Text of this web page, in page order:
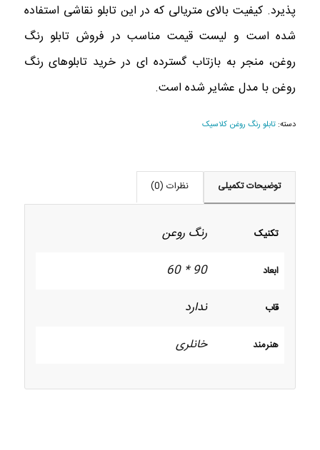
پذیرد. کیفیت بالای متریالی که در این تابلو نقاشی استفاده
شده است و لیست قیمت مناسب در فروش تابلو رنگ
روغن، منجر به بازتاب گسترده ای در خرید تابلوهای رنگ
روغن با مدل عشایر شده است.
دسته: تابلو رنگ روغن کلاسیک
توضیحات تکمیلی نظرات (0)
تکنیک رنگ روعن
ابعاد 90 * 60
قاب ندارد
هنرمند خانلری